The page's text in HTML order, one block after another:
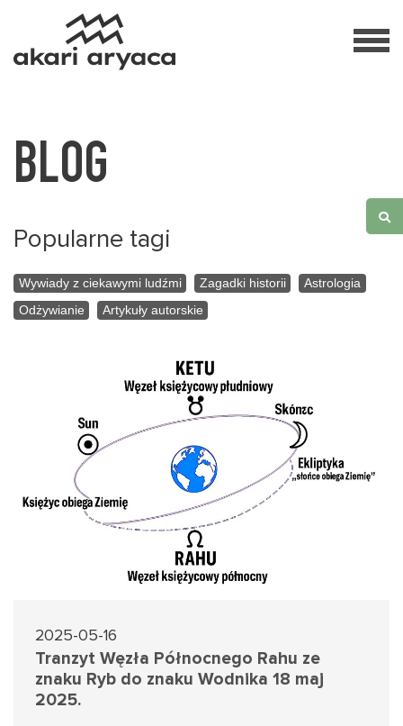
BLOG
Popularne tagi
Wywiady z ciekawymi ludźmi Zagadki historii
Astrologia
Odżywianie
Artykuły autorskie
2025-05-16
Tranzyt Węzła Północnego Rahu ze
znaku Ryb do znaku Wodnika 18 maj
2025.